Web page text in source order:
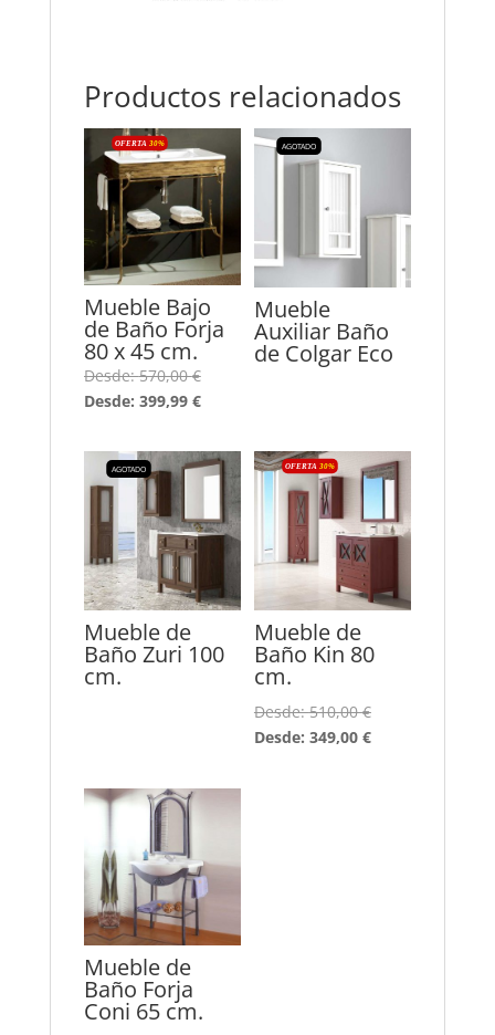
Productos relacionados
OFERTA 30%
Mueble Bajo
de Baño Forja
80 x 45 cm.
Desde:570,00€
Desde: 399,99 €
AGOTADO
Mueble
Auxiliar Baño
de Colgar Eco
AGOTADO
Mueble de
Baño Zuri 100
cm.
OFERTA 30%
Mueble de
Baño Kin 80
cm.
Desde:510,00€
Desde: 349,00 €
Mueble de
Baño Forja
Coni 65 cm.